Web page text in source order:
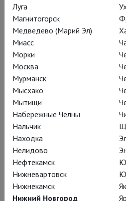
NT: Антоний и
Луга
Магнитогорск
Медведево (Марий Эл)
Миасс
Морки
Москва
Мурманск
Мысхако
Мытищи
Набережные Челны
Нальчик
Находка
Нелидово
Нефтекамск
Нижневартовск
Нижнекамск
Нижний Новгород